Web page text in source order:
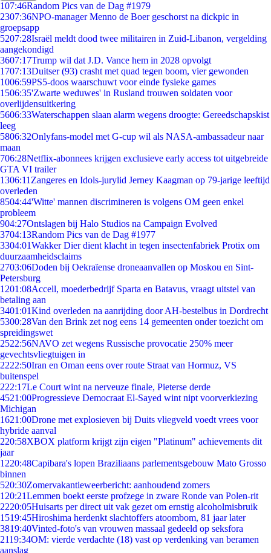
107:46Random Pics van de Dag #1979
2307:36NPO-manager Menno de Boer geschorst na dickpic in
groepsapp
5207:28Israël meldt dood twee militairen in Zuid-Libanon, vergelding
aangekondigd
3607:17Trump wil dat J.D. Vance hem in 2028 opvolgt
1707:13Duitser (93) crasht met quad tegen boom, vier gewonden
1006:59PS5-doos waarschuwt voor einde fysieke games
1506:35'Zwarte weduwes' in Rusland trouwen soldaten voor
overlijdensuitkering
5606:33Waterschappen slaan alarm wegens droogte: Gereedschapskist
leeg
5806:32Onlyfans-model met G-cup wil als NASA-ambassadeur naar
maan
706:28Netflix-abonnees krijgen exclusieve early access tot uitgebreide
GTA VI trailer
1306:11 Zangeres en Idols-jurylid Jerney Kaagman op 79-jarige leeftijd
overleden
8504:44'Witte' mannen discrimineren is volgens OM geen enkel
probleem
904:27Ontslagen bij Halo Studios na Campaign Evolved
3704:13Random Pics van de Dag #1977
3304:01Wakker Dier dient klacht in tegen insectenfabriek Protix om
duurzaamheidsclaims
2703:06Doden bij Oekraïense droneaanvallen op Moskou en Sint-
Petersburg
1201:08Accell, moederbedrijf Sparta en Batavus, vraagt uitstel van
betaling aan
3401:01Kind overleden na aanrijding door AH-bestelbus in Dordrecht
5300:28Van den Brink zet nog eens 14 gemeenten onder toezicht om
spreidingswet
2522:56NAVO zet wegens Russische provocatie 250% meer
gevechtsvliegtuigen in
2222:50Iran en Oman eens over route Straat van Hormuz, VS
buitenspel
222:17Le Court wint na nerveuze finale, Pieterse derde
4521:00Progressieve Democraat El-Sayed wint nipt voorverkiezing
Michigan
1621:00Drone met explosieven bij Duits vliegveld voedt vrees voor
hybride aanval
220:58XBOX platform krijgt zijn eigen "Platinum" achievements dit
jaar
1220:48Capibara's lopen Braziliaans parlementsgebouw Mato Grosso
binnen
520:30Zomervakantieweerbericht: aanhoudend zomers
1 20:21Lemmen boekt eerste profzege in zware Ronde van Polen-rit
2220:05Huisarts per direct uit vak gezet om ernstig alcoholmisbruik
1519:45Hiroshima herdenkt slachtoffers atoombom, 81 jaar later
3819:40Vinted-foto's van vrouwen massaal gedeeld op seksfora
2119:34OM: vierde verdachte (18) vast op verdenking van beramen
aanslag